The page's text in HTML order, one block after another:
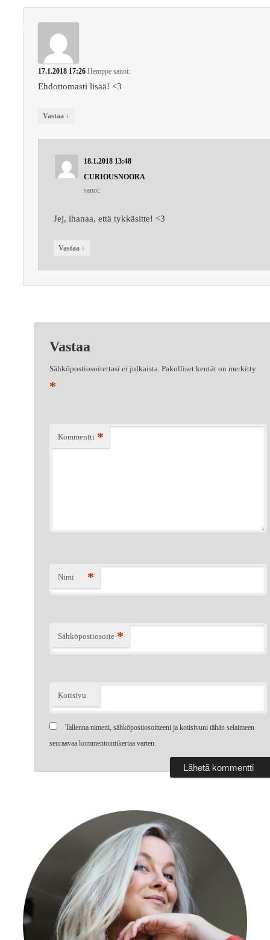
17.1.2018 17:26 Hemppe sanoi:
Ehdottomasti lisää! <3
Vastaa ↓
18.1.2018 13:48
CURIOUSNOORA
sanoi:
Jej, ihanaa, että tykkäsitte! <3
Vastaa ↓
Vastaa
Sähköpostiosoitettasi ei julkaista. Pakolliset kentät on merkitty
*
Kommentti *
Nimi *
Sähköpostiosoite *
Kotisivu
Tallenna nimeni, sähköpostiosoitteeni ja kotisivuni tähän selaimeen
seuraavaa kommentointikertaa varten.